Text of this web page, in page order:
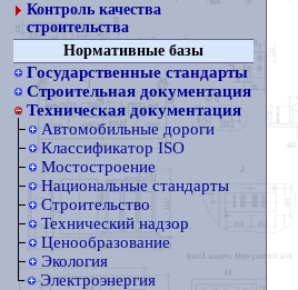
Контроль качества
строительства
Нормативные базы
Государственные стандарты
Строительная документация
Техническая документация
Автомобильные дороги
Классификатор ISO
Мостостроение
Национальные стандарты
Строительство
Технический надзор
Ценообразование
Экология
Электроэнергия